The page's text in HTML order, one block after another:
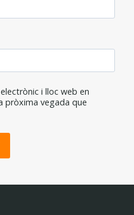
i lloc web en
pròxima vegada que